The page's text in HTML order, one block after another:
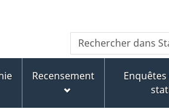
au
contenu
principal
« À
propos
de
ce
version
HTML
simplifiée
Recherche
Rechercher
dans
Canada
Recensement